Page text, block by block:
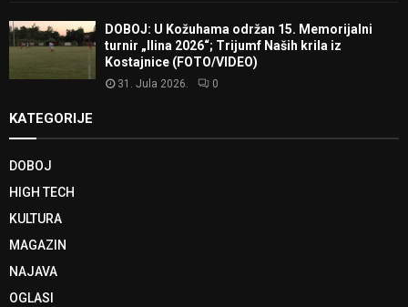
DOBOJ: U Kožuhama održan 15. Memorijalni
turnir „Ilina 2026“; Trijumf Naših krila iz
Kostajnice (FOTO/VIDEO)
31. Jula 2026. 0
KATEGORIJE
DOBOJ
HIGH TECH
KULTURA
MAGAZIN
NAJAVA
OGLASI